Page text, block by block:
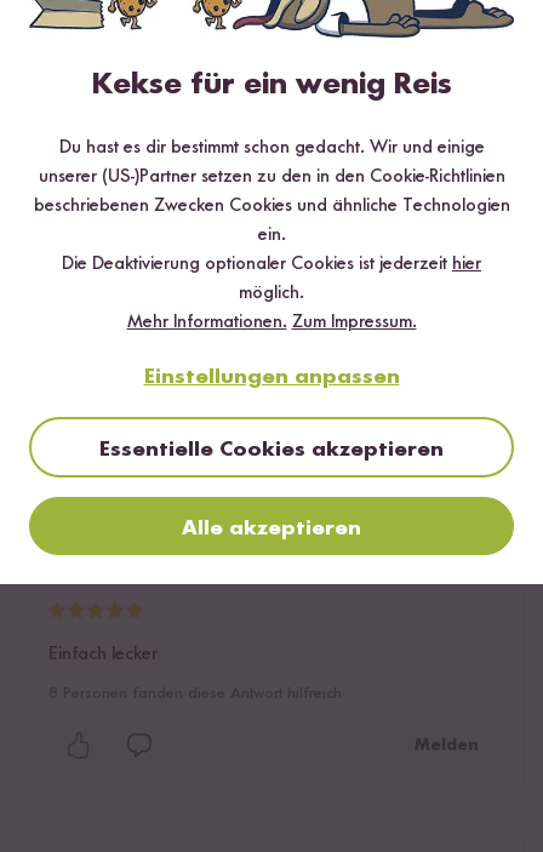
HilfreichsteNeuesteHöchste BewertungNiedrigste Bewertung
Ein gesunder Knabberspaß. Gefällt sogar meinen
Melden
Einfach lecker
Melden
Kekse für ein wenig Reis
Du hast es dir bestimmt schon gedacht. Wir und einige
unserer (US-)Partner setzen zu den in den Cookie-Richtlinien
beschriebenen Zwecken Cookies und ähnliche Technologien
ein.
Die Deaktivierung optionaler Cookies ist jederzeit hier
möglich.
Mehr Informationen. Zum Impressum.
Einstellungen anpassen
Essentielle Cookies akzeptieren
Alle akzeptieren